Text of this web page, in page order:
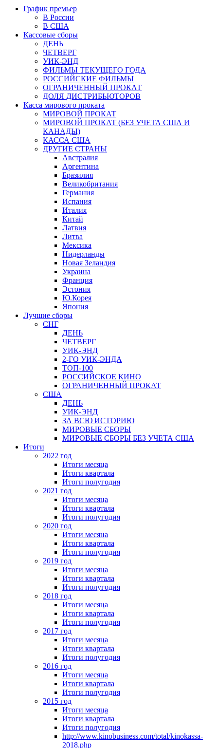
График премьер
В России
В США
Кассовые сборы
ДЕНЬ
ЧЕТВЕРГ
УИК-ЭНД
ФИЛЬМЫ ТЕКУЩЕГО ГОДА
РОССИЙСКИЕ ФИЛЬМЫ
ОГРАНИЧЕННЫЙ ПРОКАТ
ДОЛЯ ДИСТРИБЬЮТОРОВ
Касса мирового проката
МИРОВОЙ ПРОКАТ
МИРОВОЙ ПРОКАТ (БЕЗ УЧЕТА США И
КАНАДЫ)
КАССА США
ДРУГИЕ СТРАНЫ
Австралия
Аргентина
Бразилия
Великобритания
Германия
Испания
Италия
Китай
Латвия
Литва
Мексика
Нидерланды
Новая Зеландия
Украина
Франция
Эстония
Ю.Корея
Япония
Лучшие сборы
СНГ
ДЕНЬ
ЧЕТВЕРГ
УИК-ЭНД
2-ГО УИК-ЭНДА
ТОП-100
РОССИЙСКОЕ КИНО
ОГРАНИЧЕННЫЙ ПРОКАТ
США
ДЕНЬ
УИК-ЭНД
ЗА ВСЮ ИСТОРИЮ
МИРОВЫЕ СБОРЫ
МИРОВЫЕ СБОРЫ БЕЗ УЧЕТА США
Итоги
2022 год
Итоги месяца
Итоги квартала
Итоги полугодия
2021 год
Итоги месяца
Итоги квартала
Итоги полугодия
2020 год
Итоги месяца
Итоги квартала
Итоги полугодия
2019 год
Итоги месяца
Итоги квартала
Итоги полугодия
2018 год
Итоги месяца
Итоги квартала
Итоги полугодия
2017 год
Итоги месяца
Итоги квартала
Итоги полугодия
2016 год
Итоги месяца
Итоги квартала
Итоги полугодия
2015 год
Итоги месяца
Итоги квартала
Итоги полугодия
http://www.kinobusiness.com/total/kinokassa-
2018.php